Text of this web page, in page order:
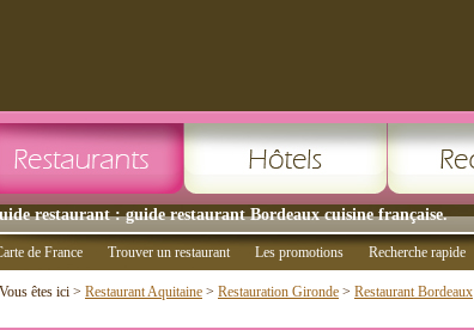
restaurant : guide restaurant Bordeaux cuisine française.
de France Trouver un restaurant Les promotions Recherche rapide
Vous êtes ici > Restaurant Aquitaine > Restauration Gironde > Restaurant Bordeaux